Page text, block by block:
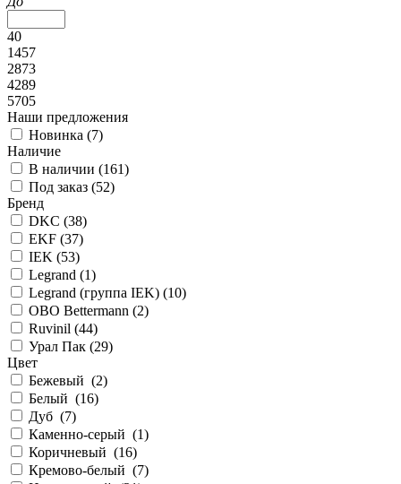
40
1457
2873
4289
5705
Наши предложения
Новинка (7)
Наличие
В наличии (161)
Под заказ (52)
Бренд
DKC (38)
EKF (37)
IEK (53)
Legrand (1)
Legrand (группа IEK) (10)
OBO Bettermann (2)
Ruvinil (44)
Урал Пак (29)
Цвет
Бежевый (2)
Белый (16)
Дуб (7)
Каменно-серый (1)
Коричневый (16)
Кремово-белый (7)